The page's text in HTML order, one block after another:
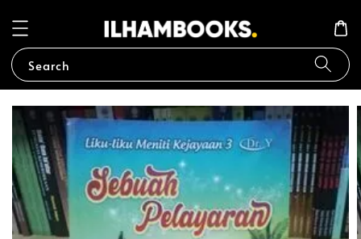
Search